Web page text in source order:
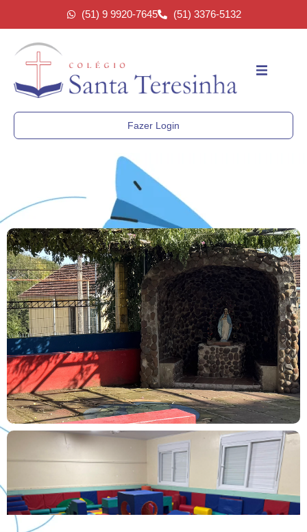
(51) 9 9920-7645 (51) 3376-5132
Fazer Login